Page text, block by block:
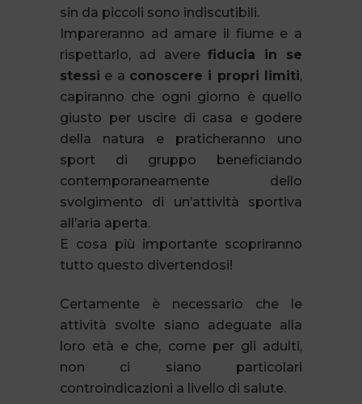
sin da piccoli sono indiscutibili.
Impareranno ad amare il fiume e a
rispettarlo, ad averefiducia in se
stessi e a conoscere i propri limiti,
capiranno che ogni giorno è quello
giusto per uscire di casa e godere
della natura e praticheranno uno
sport di gruppo beneficiando
contemporaneamente dello
svolgimento di un’attività sportiva
all’aria aperta.
E cosa più importante scopriranno
tutto questo divertendosi!
Certamente è necessario che le
attività svolte siano adeguate alla
loro età e che, come per gli adulti,
non ci siano particolari
controindicazioni a livello di salute.